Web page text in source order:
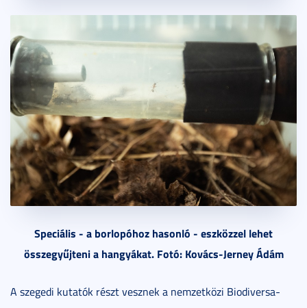
Speciális - a borlopóhoz hasonló - eszközzel lehet
összegyűjteni a hangyákat. Fotó: Kovács-Jerney Ádám
A szegedi kutatók részt vesznek a nemzetközi Biodiversa-